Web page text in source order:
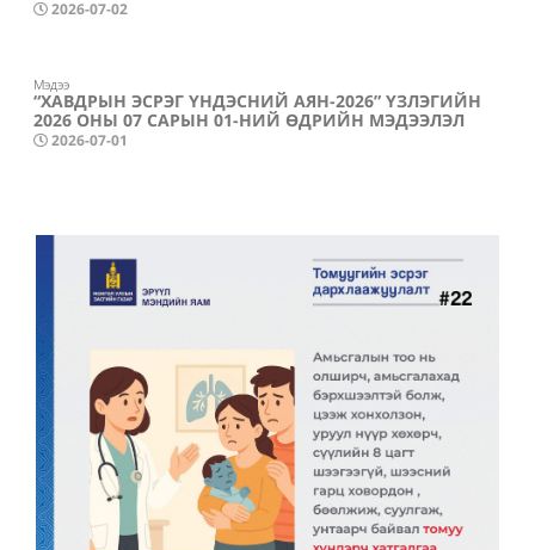
2026-07-02
Мэдээ
“ХАВДРЫН ЭСРЭГ ҮНДЭСНИЙ АЯН-2026” ҮЗЛЭГИЙН
2026 ОНЫ 07 САРЫН 01-НИЙ ӨДРИЙН МЭДЭЭЛЭЛ
2026-07-01